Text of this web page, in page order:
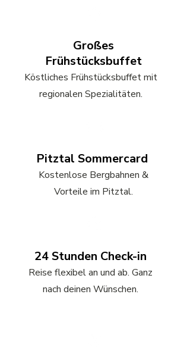
Großes
Frühstücksbuffet
Köstliches Frühstücksbuffet mit
regionalen Spezialitäten.
Pitztal Sommercard
Kostenlose Bergbahnen &
Vorteile im Pitztal.
24 Stunden Check-in
Reise flexibel an und ab. Ganz
nach deinen Wünschen.